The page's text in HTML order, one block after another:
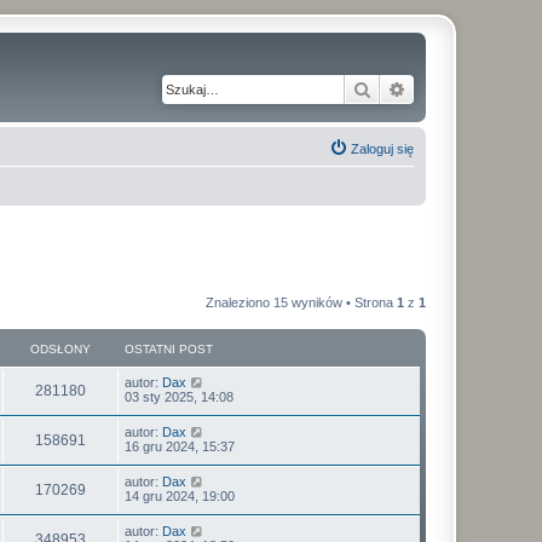
Szukaj
Zaloguj się
Znaleziono 15 wyników • Strona 1 z 1
ODSŁONY OSTATNI POST
281180 autor: Dax
03 sty 2025, 14:08
158691 autor: Dax
16 gru 2024, 15:37
170269 autor: Dax
14 gru 2024, 19:00
autor: Dax